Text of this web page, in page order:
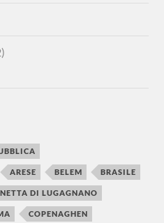
ARESE BELEM BRASILE
DI LUGAGNANO
COPENAGHEN